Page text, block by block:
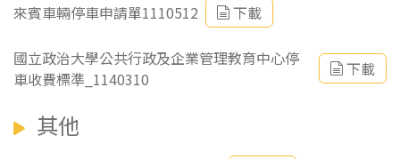
來賓車輛停車申請單1110512 下載
國立政治大學公共行政及企業管理教育中心停
車收費標準_1140310
下載
其他